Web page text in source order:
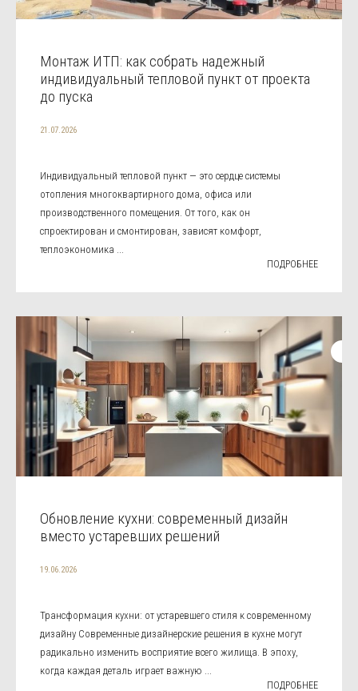
Монтаж ИТП: как собрать надежный
индивидуальный тепловой пункт от проекта
до пуска
21.07.2026
Индивидуальный тепловой пункт — это сердце системы
отопления многоквартирного дома, офиса или
производственного помещения. От того, как он
спроектирован и смонтирован, зависят комфорт,
теплоэкономика ...
ПОДРОБНЕЕ
Обновление кухни: современный дизайн
вместо устаревших решений
19.06.2026
Трансформация кухни: от устаревшего стиля к современному
дизайну Современные дизайнерские решения в кухне могут
радикально изменить восприятие всего жилища. В эпоху,
когда каждая деталь играет важную ...
ПОДРОБНЕЕ